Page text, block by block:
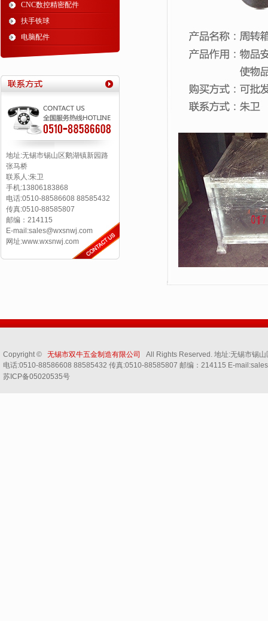
CNC数控精密配件
扶手铁球
电脑配件
地址:无锡市锡山区鹅湖镇新园路
张马桥
联系人:朱卫
手机:13806183868
电话:0510-88586608 88585432
传真:0510-88585807
邮编：214115
E-mail:sales@wxsnwj.com
网址:www.wxsnwj.com
Copyright © 无锡市双牛五金制造有限公司
All Rights Reserved. 地址:无锡市锡
电话:0510-88586608 88585432 传真:0510-88585807 邮编：214115 E-
苏ICP备05020535号